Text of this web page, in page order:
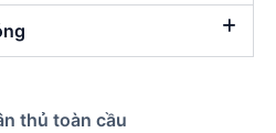
thủ toàn cầu